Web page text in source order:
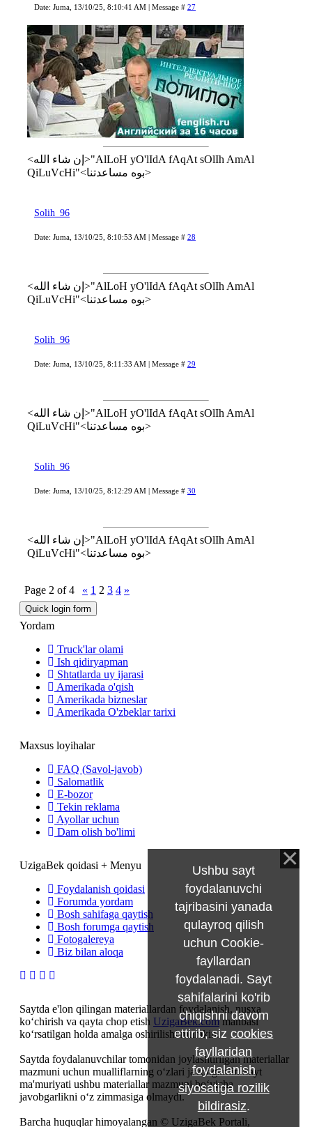
Date: Juma, 13/10/25, 8:10:41 AM | Message # 27
<إن شاء الله>"AlLoH yO'lIdA fAqAt sOlIh AmAl
QiLuVcHi"<بوه مساعدتنا>
Solih_96
Date: Juma, 13/10/25, 8:10:53 AM | Message # 28
<إن شاء الله>"AlLoH yO'lIdA fAqAt sOlIh AmAl
QiLuVcHi"<بوه مساعدتنا>
Solih_96
Date: Juma, 13/10/25, 8:11:33 AM | Message # 29
<إن شاء الله>"AlLoH yO'lIdA fAqAt sOlIh AmAl
QiLuVcHi"<بوه مساعدتنا>
Solih_96
Date: Juma, 13/10/25, 8:12:29 AM | Message # 30
<إن شاء الله>"AlLoH yO'lIdA fAqAt sOlIh AmAl
QiLuVcHi"<بوه مساعدتنا>
Page 2 of4 « 1 2 3 4 »
Yordam
Truck'lar olami
Ish qidiryapman
Shtatlarda uy ijarasi
Amerikada o'qish
Amerikada bizneslar
Amerikada O'zbeklar tarixi
Maxsus loyihalar
FAQ (Savol-javob)
Salomatlik
E-bozor
Tekin reklama
Ayollar uchun
Dam olish bo'limi
UzigaBek qoidasi + Menyu
Foydalanish qoidasi
Forumda yordam
Bosh sahifaga qaytish
Bosh forumga qaytish
Fotogalereya
Biz bilan aloqa
Saytda e'lon qilingan materiallardan foydalanish, nusxa
ko‘chirish va qayta chop etish UzigaBek.commanbasi
ko‘rsatilgan holda amalga oshirilishi mumkin.
Saytda foydalanuvchilar tomonidan joylashtirilgan materiallar
mazmuni uchun mualliflarning o‘zlari javobgardir. Sayt
ma'muriyati ushbu materiallar mazmuni bo‘yicha
javobgarlikni o‘z zimmasiga olmaydi.
Barcha huquqlar himoyalangan © UzigaBek Portali,
Ushbu sayt
foydalanuvchi
tajribasini yanada
qulayroq qilish
uchun Cookie-
fayllardan
foydalanadi. Sayt
sahifalarini ko'rib
chiqishni davom
ettirib, sizcookies
fayllaridan
foydalanish
siyosatiga rozilik
bildirasiz.